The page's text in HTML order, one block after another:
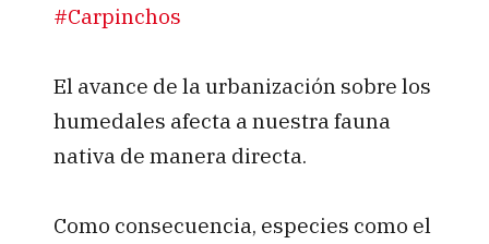
#Carpinchos
El avance de la urbanización sobre los
humedales afecta a nuestra fauna
nativa de manera directa.
Como consecuencia, especies como el